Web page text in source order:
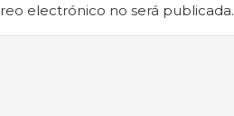
electrónico no será publicada.